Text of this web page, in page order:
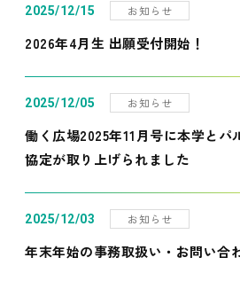
2025/12/15 お知らせ
2026年4月生 出願受付開始！
2025/12/05 お知らせ
働く広場2025年11月号に本学とパ
協定が取り上げられました
2025/12/03 お知らせ
年末年始の事務取扱い・お問い合